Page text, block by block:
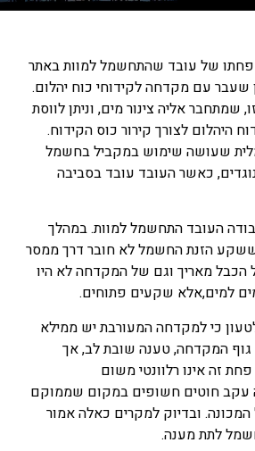
של עובד שהתחשמל למוות באתר
שעבר עם מקדחה לקידוחי כוח יהלום.
שמתחבר אליה צינור מים, וניתן לווסת
היהלום לצורך קירור כוס הקידוח.
שעושה שימוש במקביל בחשמל
כאשר העובד עובד בסביבה
העובד התחשמל למוות. במהלך
הזנת החשמל לא חובר דרך ממסר
מאריך וגם של המקדחה לא היו
למים,אלא שקעים פתוחים.
כי למקדחה המעורבת יש ממילא
המקדחה, טענה שובת לב, אך
זה אינו רלוונטי משום
עקב חוטים חשופים במקום שממוקם
ובדיוק למקרים כאלה אמור
לתת מענה.